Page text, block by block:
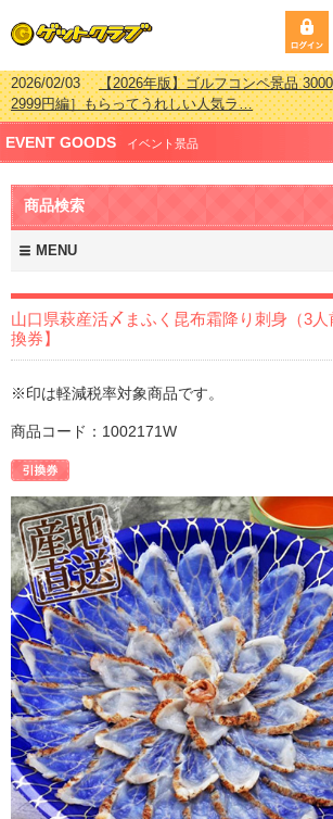
2026/02/03【2026年版】ゴルフコンペ景品
2999円編］もらってうれしい人気ラ…
2026/07/15【2026年版】ビンゴゲーム景品おす
ング 更新しました！
2026/04/03【2026年版】ゴルフコンペ景品
2999円編］もらってうれしい人気ラ…
2026/02/16
新しました！
EVENT GOODS イベント景品
商品検索
MENU
山口県萩産活〆まふく昆布霜降り刺身（3
換券】
※印は軽減税率対象商品です。
商品コード：1002171W